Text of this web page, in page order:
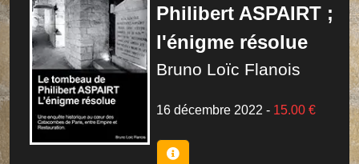
Philibert ASPAIRT ;
l'énigme résolue
Bruno Loïc Flanois
16 décembre 2022 - 15.00 €